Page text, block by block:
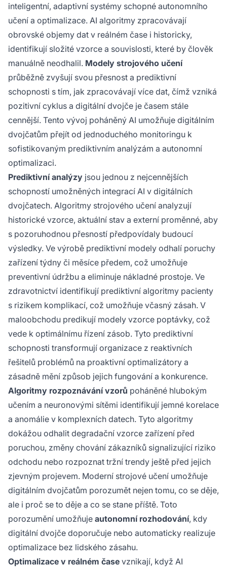
inteligentní, adaptivní systémy schopné autonomního
učení a optimalizace. AI algoritmy zpracovávají
obrovské objemy dat v reálném čase i historicky,
identifikují složité vzorce a souvislosti, které by člověk
manuálně neodhalil. Modely strojového učení
průběžně zvyšují svou přesnost a prediktivní
schopnosti s tím, jak zpracovávají více dat, čímž vzniká
pozitivní cyklus a digitální dvojče je časem stále
cennější. Tento vývoj poháněný AI umožňuje digitálním
dvojčatům přejít od jednoduchého monitoringu k
sofistikovaným prediktivním analýzám a autonomní
optimalizaci.
Prediktivní analýzy jsou jednou z nejcennějších
schopností umožněných integrací AI v digitálních
dvojčatech. Algoritmy strojového učení analyzují
historické vzorce, aktuální stav a externí proměnné, aby
s pozoruhodnou přesností předpovídaly budoucí
výsledky. Ve výrobě prediktivní modely odhalí poruchy
zařízení týdny či měsíce předem, což umožňuje
preventivní údržbu a eliminuje nákladné prostoje. Ve
zdravotnictví identifikují prediktivní algoritmy pacienty
s rizikem komplikací, což umožňuje včasný zásah. V
maloobchodu predikují modely vzorce poptávky, což
vede k optimálnímu řízení zásob. Tyto prediktivní
schopnosti transformují organizace z reaktivních
řešitelů problémů na proaktivní optimalizátory a
zásadně mění způsob jejich fungování a konkurence.
Algoritmy rozpoznávání vzorů poháněné hlubokým
učením a neuronovými sítěmi identifikují jemné korelace
a anomálie v komplexních datech. Tyto algoritmy
dokážou odhalit degradační vzorce zařízení před
poruchou, změny chování zákazníků signalizující riziko
odchodu nebo rozpoznat tržní trendy ještě před jejich
zjevným projevem. Moderní strojové učení umožňuje
digitálním dvojčatům porozumět nejen tomu, co se děje,
ale i proč se to děje a co se stane příště. Toto
porozumění umožňuje autonomní rozhodování, kdy
digitální dvojče doporučuje nebo automaticky realizuje
optimalizace bez lidského zásahu.
Optimalizace v reálném čase vznikají, když AI